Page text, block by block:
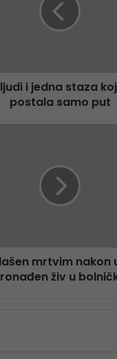
i jedna staza
postala samo put
mrtvim nakon
živ u